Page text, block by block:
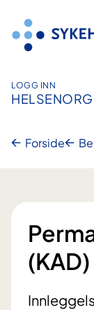
innhold
LOGG INN
Forside
(KAD)